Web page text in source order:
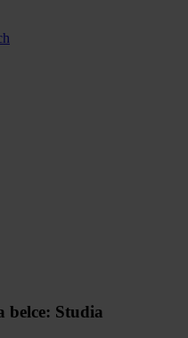
belce: Studia